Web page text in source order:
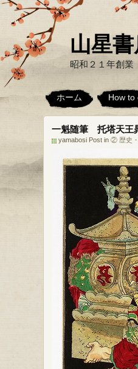
山星
昭和２１年創
ホーム How to
一魁随筆 托塔天王
yamabosi Post in ② 歴史